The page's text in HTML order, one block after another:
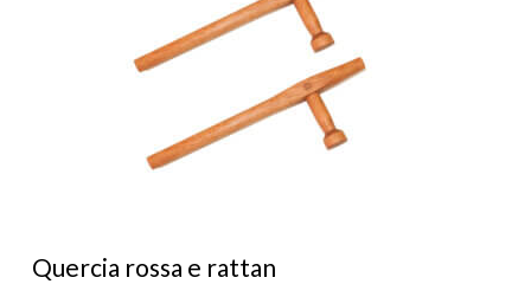
Quercia rossa e rattan